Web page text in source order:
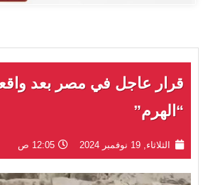
قرار عاجل في مصر بعد
“الهرم”
الثلاثاء, 19 نوفمبر 2024 12:05 ص